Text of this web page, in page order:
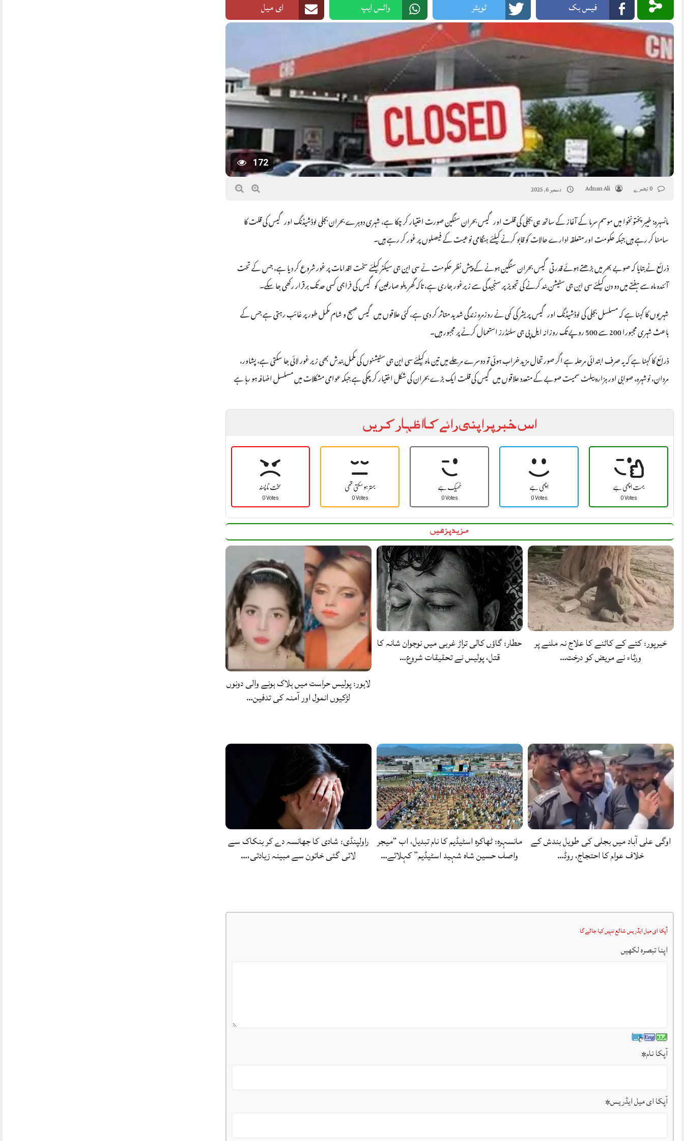
فیس بک ٹویٹر واٹس ایپ ای میل
172
Adnan Ali دسمبر 6, 2025
مانسہرہ: خیبر پختونخوا میں موسم سرما کے آغاز کے ساتھ ہی بجلی کی قلت اور گیس بحران سنگین صورت اختیار کر چکا ہے، شہری دوہرے بحران بجلی لوڈشیڈنگ اور گیس کی قلت کا
سامنا کر رہے ہیں جبکہ حکومت اور متعلقہ ادارے حالات کو قابو کرنے کیلئے ہنگامی نوعیت کے فیصلوں پر غور کر رہے ہیں۔
ذرائع نے بتایا کہ صوبے بھر میں بڑھتے ہوئے قدرتی گیس بحران سنگین ہونے کے پیش نظر حکومت نے سی این جی سیکٹر کیلئے سخت اقدامات پر غور شروع کر دیا ہے، جس کے تحت
آئندہ ماہ سے ہفتے میں دو دن کیلئے سی این جی سٹیشن بند کرنے کی تجویز پر سنجیدگی سے زیرغور جاری ہے، تاکہ گھریلو صارفین کو گیس کی فراہمی کسی حد تک برقرار رکھی جا سکے۔
شہریوں کا کہنا ہے کہ مسلسل بجلی کی لوڈشیڈنگ اور گیس پریشر کی کمی نے روزمرہ زندگی شدید متاثر کر دی ہے، کئی علاقوں میں گیس صبح و شام مکمل طور پر غائب رہتی ہے جس کے
باعث شہری مجبورا 200 سے 500 روپے تک روزانہ ایل پی جی سلنڈرز استعمال کرنے پر مجبور ہیں۔
ذرائع کا کہنا ہے کہ یہ صرف ابتدائی مرحلہ ہے اگر صورتحال مزید خراب ہوئی تو دوسرے مرحلے میں تین ماہ کیلئے سی این جی سٹیشنوں کی مکمل بندش بھی زیر غور لائی جا سکتی ہے، پشاور،
مردان، نوشہرہ، صوابی اور ہزارہ بیلٹ سمیت صوبے کے متعدد علاقوں میں گیس کی قلت ایک بڑے بحران کی شکل اختیار کر چکی ہے جبکہ عوامی مشکلات میں مسلسل اضافہ ہو رہا ہے
اس خبر پر اپنی رائے کا اظہار کریں
سخت نا پسند
0 Votes
بہتر ہو سکتی تھی
0 Votes
ٹھیک ہے
0 Votes
اچھی ہے
0 Votes
بہت اچھی ہے
0 Votes
مزید پڑھیں
خیرپور: کتے کے کاٹنے کا علاج نہ ملنے پر
ورثاء نے مریض کو درخت…
حطار: گاؤں کالی تراڑ غربی میں نوجوان شانہ کا
قتل، پولیس نے تحقیقات شروع…
لاہور: پولیس حراست میں ہلاک ہونے والی دونوں
لڑکیوں انمول اور آمنہ کی تدفین…
اوگی علی آباد میں بجلی کی طویل بندش کے
خلاف عوام کا احتجاج، روڈ…
مانسہرہ: ٹھاکرہ اسٹیڈیم کا نام تبدیل، اب “میجر
واصف حسین شاہ شہید اسٹیڈیم” کہلائے…
راولپنڈی: شادی کا جھانسہ دے کر بنکاک سے
لائی گئی خاتون سے مبینہ زیادتی،…
آپکا ای میل ایڈریس شائع نہیں کیا جائے گا
اپنا تبصرہ لکھیں
آپکا نام*
آپکا ای میل ایڈریس*